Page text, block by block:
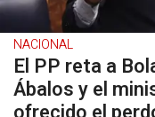
NACIONAL
El PP reta a
Ábalos y el